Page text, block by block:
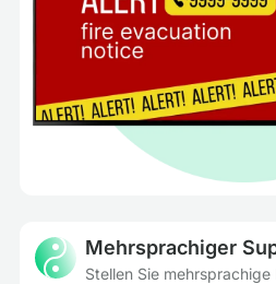
Mehrsprachiger
Stellen Sie